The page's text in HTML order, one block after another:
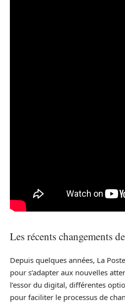
Les récents changements
Depuis quelques années, La
pour s’adapter aux nouvelles
l’essor du digital, différentes
pour faciliter le processus de